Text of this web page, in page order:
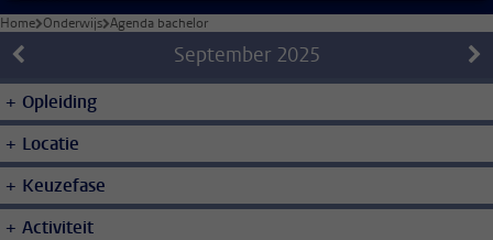
Home Onderwijs Agenda bachelor
September 2025
Opleiding
Locatie
Keuzefase
Activiteit